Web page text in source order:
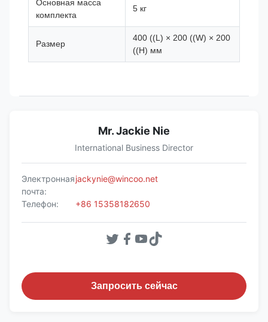
Основная масса
комплекта
5 кг
Размер
400 ((L) × 200 ((W) × 200
((H) мм
Mr. Jackie Nie
International Business Director
Электронная
почта:
jackynie@wincoo.net
Телефон: +86 15358182650
Запросить сейчас